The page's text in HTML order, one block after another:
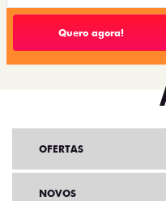
Quero agora!
OFERTAS
NOVOS